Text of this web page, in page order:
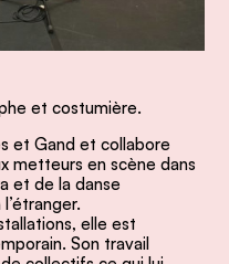
et costumière.
et Gand et collabore
metteurs en scène dans
et de la danse
elle est
Son travail